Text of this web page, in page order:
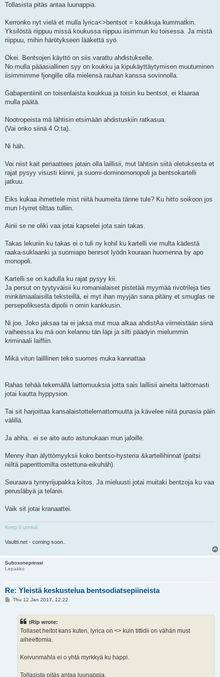
Tollasista pitäs antaa luunappia.
Kerronko nyt vielä et mulla lyrica<>bentsot = koukkuja kummatkin.
Yksilöstä riippuu missä koukussa riippuu iisimmun ku toisessa. Ja mistä
riippuu, mihin härötykseen lääkettä syö.
Okei. Bentsojen käyttö on siis varattu ahdistukselle.
No mulla pääasiallinen syy on koukku ja kipukäyttäytymisen muutuminen
iisimmimme fjongille olla mielensä rauhan kanssa sovinnolla.
Gabapentiinit on toisenlaista koukkua ja toisin ku bentsot, ei klaaraa
mulla päätä.
Nootropeista mä lähtisin etsimään ahdistuskiin ratkasua.
(Vai onko siinä 4 O:ta).
Ni häh.
Voi niist kait periaattees jotain olla laillisii, mut lähtisin siitä oletuksesta et
rajat pysyy visusti kiinni, ja suomi-dominomonopoli ja bentsokartelli
jatkuu.
Eiks kukaa ihmettele mist niitä huumeita tänne tule? Ku hitto soikoon jos
mun l-tyrret tilttas tulliin.
Ainii se ne oliki vaa jotai kapselei jota sain takas.
Takas lekuriin ku takas ei o tuli ny kohil ku kartelli vie multa kädestä
raaka-suklaanki ja suomiapo benrsot lyödn kouraan huomenna by apo
monopoli.
Kartelli se on.kadulla ku rajat pysyy kii.
Ja persut on tyytyväisii ku romanialaiset pistetää myymää rivotrileja ties
minkämaalaisilla teksteillä, ei myt ihan myyjän sana pitäny et smuglas ne
persepoliksesta dipolii n omin kankkusin.
Ni joo. Joko jaksaa tai ei jaksa mut mua alkaa ahdistAa viimeistään siinä
vaiheessa ku mä oon kelannu tän läpi ja silti päädyin mielummin
kriminaali laiffiin.
Mikä vitun lailllinen teko suomes muka kannattaa
Rahas tehää tekemällä laittomuuksia jotta sais laillisii aineita laittomasti
jotai kautta hyppysion.
Tai sit harjoittaa kansalaistottelemattomuutta ja kävelee niitä punasia päin
välillä.
Ja ahha.. ei se aito auto astunukaan mun jaloille.
Menny ihan älyttömyyksii koko bentso-hysteria &kartellihinnat (paitsi
niiltä paperittomilta ostettuna-eikuhäh).
Seuraava tynnyrijupakka kiitos. Ja mieluusti jotai muitaki bentzoja ku vaa
perusläbyä ja telarei.
Vaik sit jotai kranaattei.
Keep it unreal.
Vaultti.net - coming soon..
Suboxoneprinssi
Lepakko
Re: Yleistä keskustelua bentsodiatsepiineista
PThu 12 Jan 2017, 12:22
tRip wrote:
Tollaset heitot kans kuten, lyrica on <> kuin tittidii on vähän must
aiheettomia.
Koivunmahla ei o yhtä myrkkyä ku happi.
Tollasista pitäs antaa luunappia.